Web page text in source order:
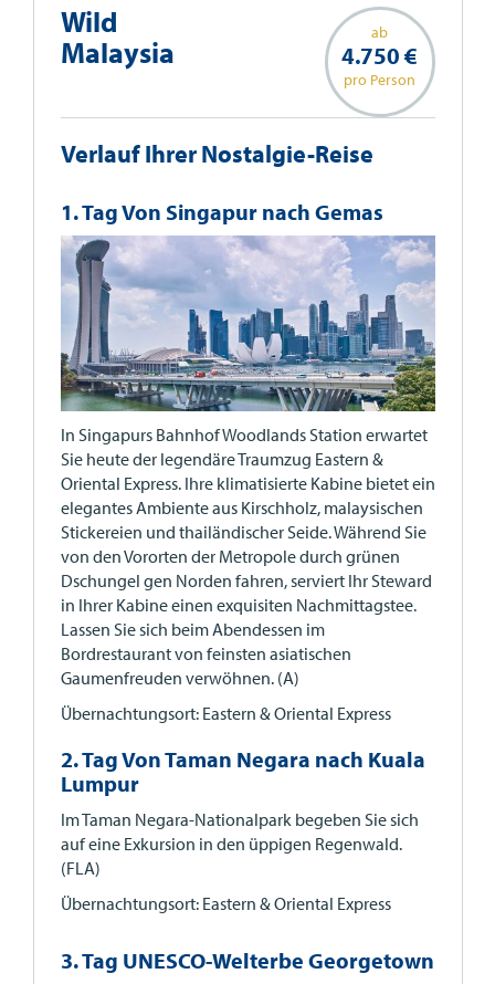
ab
4.750 €
pro Person
Wild
Malaysia
Verlauf Ihrer Nostalgie-Reise
1. Tag Von Singapur nach Gemas
In Singapurs Bahnhof Woodlands Station erwartet
Sie heute der legendäre Traumzug Eastern &
Oriental Express. Ihre klimatisierte Kabine bietet ein
elegantes Ambiente aus Kirschholz, malaysischen
Stickereien und thailändischer Seide. Während Sie
von den Vororten der Metropole durch grünen
Dschungel gen Norden fahren, serviert Ihr Steward
in Ihrer Kabine einen exquisiten Nachmittagstee.
Lassen Sie sich beim Abendessen im
Bordrestaurant von feinsten asiatischen
Gaumenfreuden verwöhnen. (A)
Übernachtungsort: Eastern & Oriental Express
2. Tag Von Taman Negara nach Kuala
Lumpur
Im Taman Negara-Nationalpark begeben Sie sich
auf eine Exkursion in den üppigen Regenwald.
(FLA)
Übernachtungsort: Eastern & Oriental Express
3. Tag UNESCO-Welterbe Georgetown